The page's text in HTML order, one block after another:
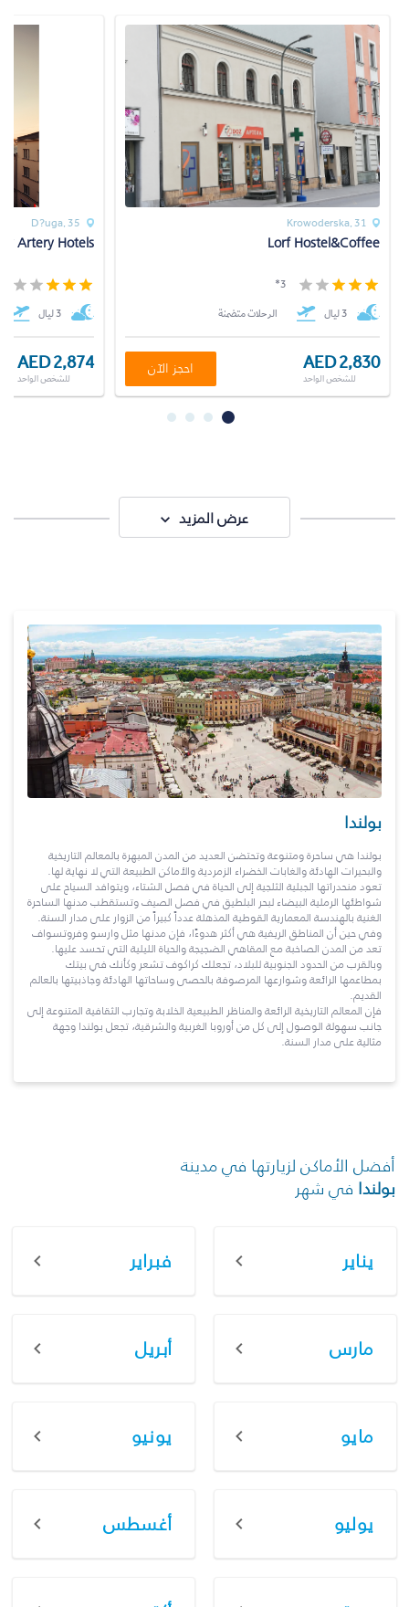
D?uga, 35
Artery Hotels
3 ليال
AED 2,874
للشخص الواحد
Krowoderska, 31
Lorf Hostel&Coffee
3*
3 ليال الرحلات متضمنة
AED 2,830
للشخص الواحد
احجز الآن
عرض المزيد
بولندا
بولندا هي ساحرة ومتنوعة وتحتضن العديد من المدن المبهرة بالمعالم التاريخية
والبحيرات الهادئة والغابات الخضراء الزمردية والأماكن الطبيعة التي لا نهاية لها.
تعود منحدراتها الجبلية الثلجية إلى الحياة في فصل الشتاء، ويتوافد السياح على
شواطئها الرملية البيضاء لبحر البلطيق في فصل الصيف وتستقطب مدنها الساحرة
الغنية بالهندسة المعمارية القوطية المذهلة عدداً كبيراً من الزوار على مدار السنة.
وفي حين أن المناطق الريفية هي أكثر هدوءًا، فإن مدنها مثل وارسو وفروتسواف
تعد من المدن الصاخبة مع المقاهي الضجيجة والحياة الليلية التي تحسد عليها.
وبالقرب من الحدود الجنوبية للبلاد، تجعلك كراكوف تشعر وكأنك في بيتك
بمطاعمها الرائعة وشوارعها المرصوفة بالحصى وساحاتها الهادئة وجاذبيتها بالعالم
القديم.
فإن المعالم التاريخية الرائعة والمناظر الطبيعية الخلابة وتجارب الثقافية المتنوعة إلى
جانب سهولة الوصول إلى كل من أوروبا الغربية والشرقية، تجعل بولندا وجهة
مثالية على مدار السنة.
أفضل الأماكن لزيارتها في مدينة
بولندا في شهر
يناير فبراير
مارس أبريل
مايو يونيو
يوليو أغسطس